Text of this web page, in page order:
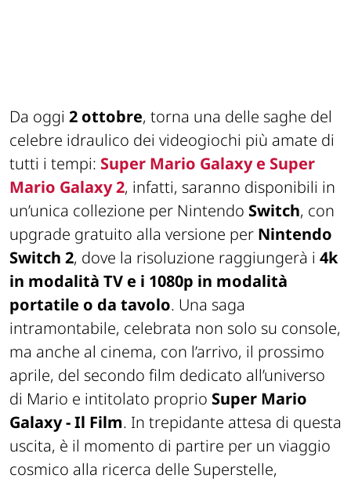
Da oggi 2 ottobre, torna una delle saghe del
celebre idraulico dei videogiochi più amate di
tutti i tempi: Super Mario Galaxy e Super
Mario Galaxy 2, infatti, saranno disponibili in
un’unica collezione per Nintendo Switch, con
upgrade gratuito alla versione per Nintendo
Switch 2, dove la risoluzione raggiungerà i 4k
in modalità TV e i 1080p in modalità
portatile o da tavolo. Una saga
intramontabile, celebrata non solo su console,
ma anche al cinema, con l’arrivo, il prossimo
aprile, del secondo film dedicato all’universo
di Mario e intitolato proprio Super Mario
Galaxy - Il Film. In trepidante attesa di questa
uscita, è il momento di partire per un viaggio
cosmico alla ricerca delle Superstelle,